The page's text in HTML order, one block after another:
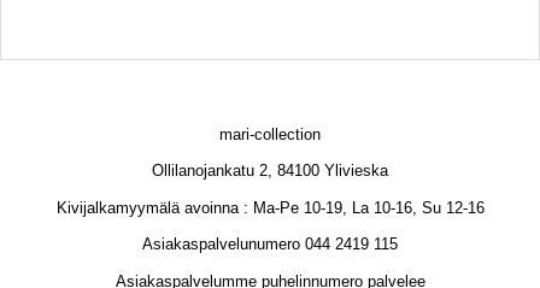
mari-collection
Ollilanojankatu 2, 84100 Ylivieska
Kivijalkamyymälä avoinna : Ma-Pe 10-19, La 10-16, Su 12-16
Asiakaspalvelunumero 044 2419 115
Asiakaspalvelumme puhelinnumero palvelee